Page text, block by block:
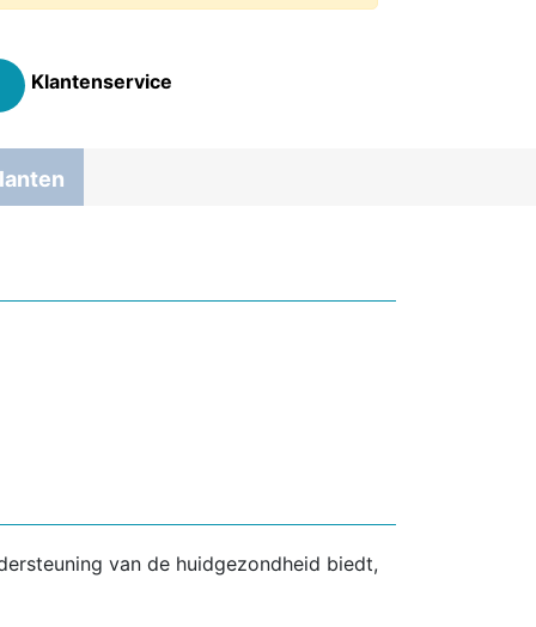
Klantenservice
van de huidgezondheid biedt,